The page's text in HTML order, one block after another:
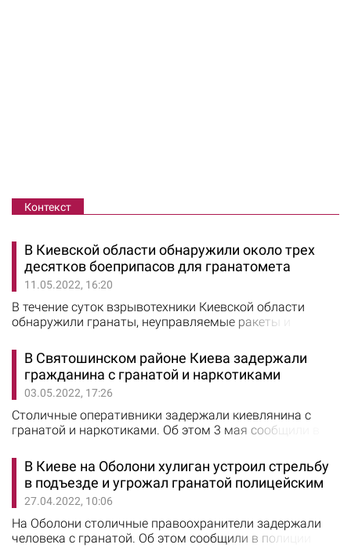
Контекст
В Киевской области обнаружили около трех
десятков боеприпасов для гранатомета
11.05.2022, 16:20
В течение суток взрывотехники Киевской области
обнаружили гранаты, неуправляемые ракеты и
областном правлении НП. В Макарове в Бучанском
районе взрывотехники обнаружили металлические
части реактивных снарядов в РСЗО "Ураган" и
обезвредили неуправляемую авиационную ракету
С-8КОМ калибра 80 мм. В селе Софиевская
Борщаговка…
В Святошинском районе Киева задержали
гражданина с гранатой и наркотиками
03.05.2022, 17:26
Столичные оперативники задержали киевлянина с
гранатой и наркотиками. Об этом 3 мая сообщили в
Святошинского района столицы, работники
криминальной полиции на проспекте Леся Курбаса
остановили подозрительного гражданина. В ходе
проверки установлено, что неизвестный имеет при
себе гранату и вещества похожие на наркотики. Как
рассказала…
В Киеве на Оболони хулиган устроил стрельбу
в подъезде и угрожал гранатой полицейским
27.04.2022, 10:06
На Оболони столичные правоохранители задержали
человека с гранатой. Об этом сообщили в полиции